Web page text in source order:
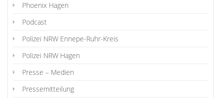
Phoenix Hagen
Podcast
Polizei NRW Ennepe-Ruhr-Kreis
Polizei NRW Hagen
Presse – Medien
Pressemitteilung